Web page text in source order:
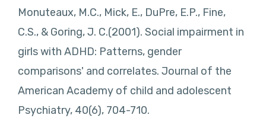
Monuteaux, M.C., Mick, E., DuPre, E.P., Fine,
C.S., & Goring, J. C.(2001). Social impairment in
girls with ADHD: Patterns, gender
comparisons' and correlates. Journal of the
American Academy of child and adolescent
Psychiatry, 40(6), 704-710.